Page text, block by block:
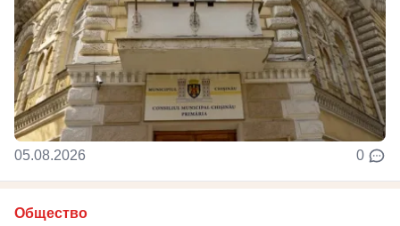
05.08.2026 0
Общество